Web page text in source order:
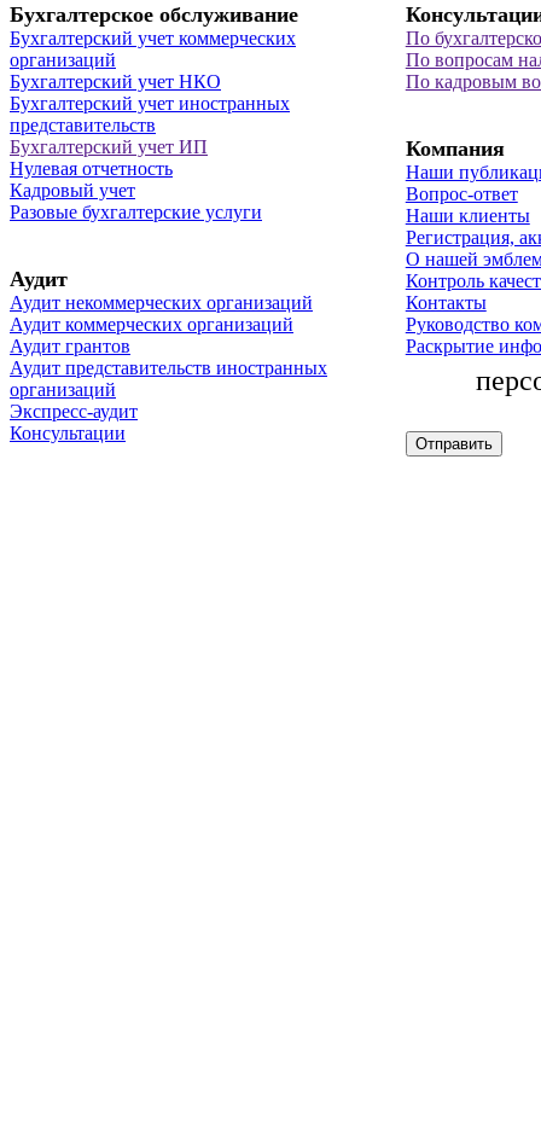
Бухгалтерское обслуживание
Бухгалтерский учет коммерческих
организаций
Бухгалтерский учет НКО
Бухгалтерский учет иностранных
представительств
Бухгалтерский учет ИП
Нулевая отчетность
Кадровый учет
Разовые бухгалтерские услуги
Аудит
Аудит некоммерческих организаций
Аудит коммерческих организаций
Аудит грантов
Аудит представительств иностранных
организаций
Экспресс-аудит
Консультации
По
По вопросам
По кадровым
Компания
Наши
Вопрос-ответ
Наши клиенты
Регистрация,
О нашей
Контроль
Контакты
Руководство
Раскрытие